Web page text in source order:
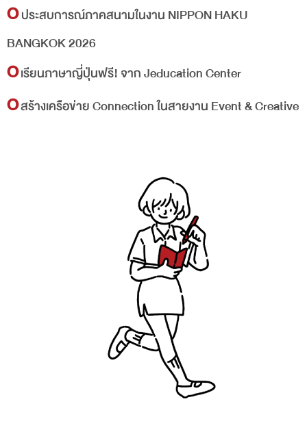
Oประสบการณ์ภาคสนามในงาน NIPPON HAKU
BANGKOK 2026
Oเรียนภาษาญี่ปุ่นฟรี! จาก Jeducation Center
Oสร้างเครือข่าย Connection ในสายงาน Event & Creative